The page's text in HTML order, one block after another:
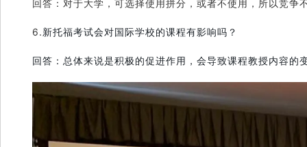
回答：对于大学，可选择使用拼分，或者不使用，所以竞争
6.新托福考试会对国际学校的课程有影响吗？
回答：总体来说是积极的促进作用，会导致课程教授内容的